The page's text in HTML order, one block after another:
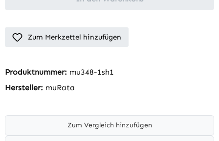
Zum Merkzettel hinzufügen
Produktnummer: mu348-1sh1
Hersteller: muRata
Zum Vergleich hinzufügen